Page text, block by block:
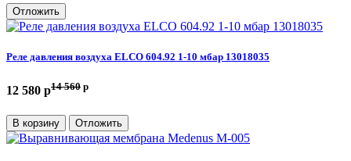
Отложить
Реле давления воздуха ELCO 604.92 1-10 мбар 13018035
12 580 p14 560 p
В корзину Отложить